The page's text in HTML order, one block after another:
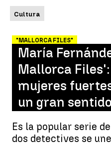
Cultura
"MALLORCA FILES"
María
Mallorca
mujeres
un gran
Es la popular serie
dos detectives se